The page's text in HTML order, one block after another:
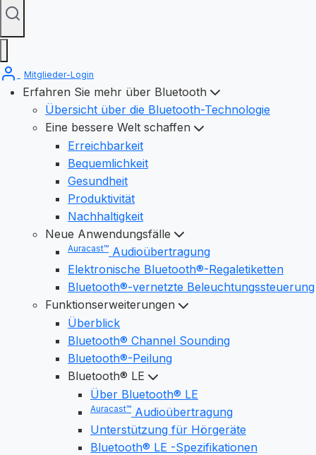
Mitglieder-Login
Erfahren Sie mehr über Bluetooth
Übersicht über die Bluetooth-Technologie
Eine bessere Welt schaffen
Erreichbarkeit
Bequemlichkeit
Gesundheit
Produktivität
Nachhaltigkeit
Neue Anwendungsfälle
Auracast™ Audioübertragung
Elektronische Bluetooth®-Regaletiketten
Bluetooth®-vernetzte Beleuchtungssteuerung
Funktionserweiterungen
Überblick
Bluetooth® Channel Sounding
Bluetooth®-Peilung
Bluetooth® LE
Über Bluetooth® LE
Auracast™ Audioübertragung
Unterstützung für Hörgeräte
Bluetooth® LE -Spezifikationen